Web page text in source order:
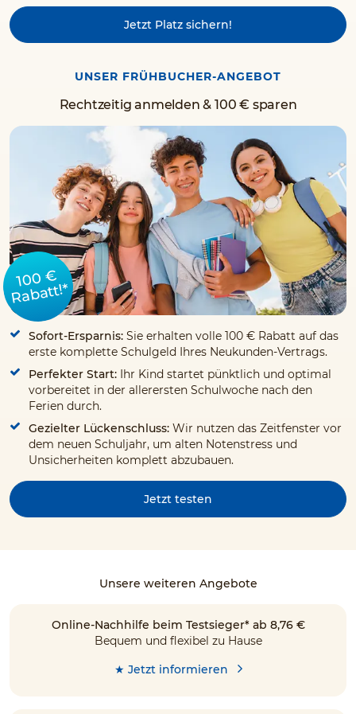
Jetzt Platz sichern!
UNSER FRÜHBUCHER-ANGEBOT
Rechtzeitig anmelden & 100 € sparen
100 €
Rabatt!*
Sofort-Ersparnis: Sie erhalten volle 100 € Rabatt auf das
erste komplette Schulgeld Ihres Neukunden-Vertrags.
Perfekter Start: Ihr Kind startet pünktlich und optimal
vorbereitet in der allerersten Schulwoche nach den
Ferien durch.
Gezielter Lückenschluss: Wir nutzen das Zeitfenster vor
dem neuen Schuljahr, um alten Notenstress und
Unsicherheiten komplett abzubauen.
Jetzt testen
Unsere weiteren Angebote
Online-Nachhilfe beim Testsieger* ab 8,76 €
Bequem und flexibel zu Hause
★ Jetzt informieren